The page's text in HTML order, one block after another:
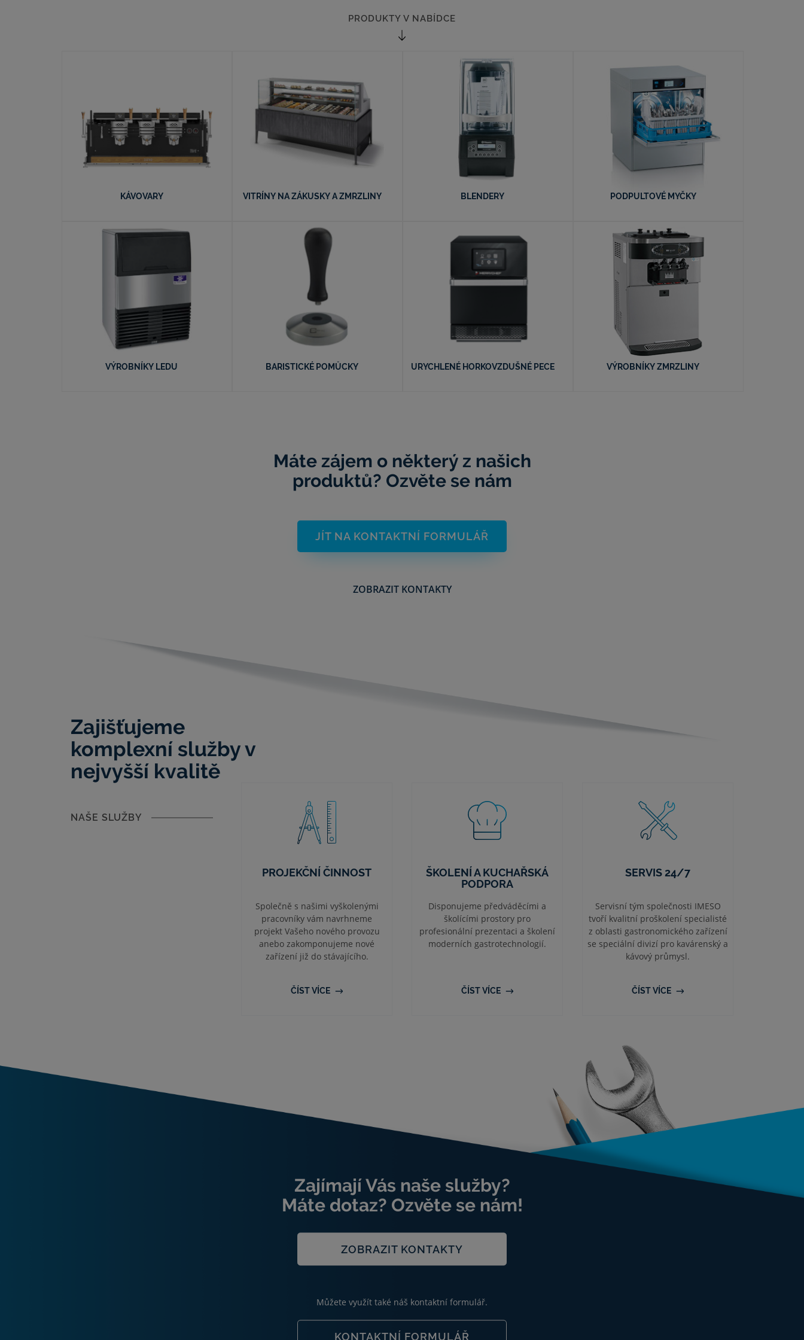
PRODUKTY V NABÍDCE
KÁVOVARY VITRÍNY NA ZÁKUSKY A ZMRZLINY BLENDERY PODPULTOVÉ MYČKY
VÝROBNÍKY LEDU BARISTICKÉ POMŮCKY URYCHLENÉ HORKOVZDUŠNÉ PECE VÝROBNÍKY ZMRZLINY
Máte zájem o některý z našich
produktů? Ozvěte se nám
JÍT NA KONTAKTNÍ FORMULÁŘ
ZOBRAZIT KONTAKTY
Zajišťujeme
komplexní služby v
nejvyšší kvalitě
NAŠE SLUŽBY
PROJEKČNÍ ČINNOST
Společně s našimi vyškolenými
pracovníky vám navrhneme
projekt Vašeho nového provozu
anebo zakomponujeme nové
zařízení již do stávajícího.
ČÍST VÍCE
ŠKOLENÍ A KUCHAŘSKÁ
PODPORA
Disponujeme předváděcími a
školícími prostory pro
profesionální prezentaci a školení
moderních gastrotechnologií.
ČÍST VÍCE
SERVIS 24/7
Servisní tým společnosti IMESO
tvoří kvalitní proškolení specialisté
z oblasti gastronomického zařízení
se speciální divizí pro kavárenský a
kávový průmysl.
ČÍST VÍCE
Zajímají Vás naše služby?
Máte dotaz? Ozvěte se nám!
ZOBRAZIT KONTAKTY
Můžete využít také náš kontaktní formulář.
KONTAKTNÍ FORMULÁŘ